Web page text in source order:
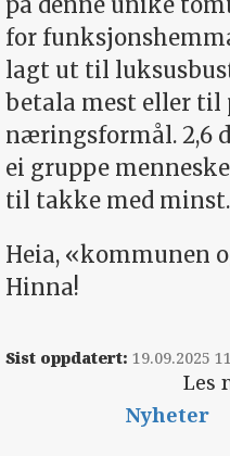
for
lagt ut til
betala mest eller til
næringsformål. 2,6
ei gruppe
til takke med minst.
Heia, «kommunen
Hinna!
Sist oppdatert: 19.09.2025
Les
Nyheter